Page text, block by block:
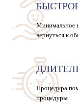
Минимальное
вернуться к
Процедура
процедуры